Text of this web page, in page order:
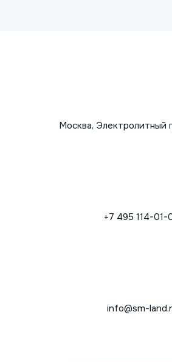
Москва, Электролитный
+7 495 114-01-
info@sm-